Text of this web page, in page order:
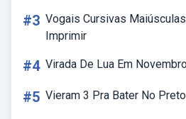
#3 Vogais Cursivas
Imprimir
#4 Virada De Lua Em
#5 Vieram 3 Pra Bater No Preto